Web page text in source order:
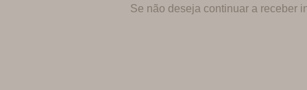
Se não deseja continuar a receber